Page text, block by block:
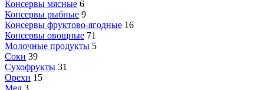
Консервы мясные 6
Консервы рыбные 9
Консервы фруктово-ягодные 16
Консервы овощные 71
Молочные продукты 5
Соки 39
Сухофрукты 31
Орехи 15
Мед 3